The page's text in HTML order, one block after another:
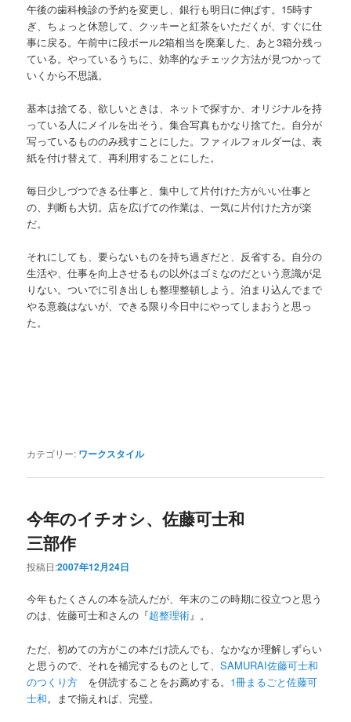
午後の歯科検診の予約を変更し、銀行も明日に伸ばす。15時す
ぎ、ちょっと休憩して、クッキーと紅茶をいただくが、すぐに仕
事に戻る。午前中に段ボール2箱相当を廃棄した、あと3箱分残っ
ている。やっているうちに、効率的なチェック方法が見つかって
いくから不思議。
基本は捨てる、欲しいときは、ネットで探すか、オリジナルを持
っている人にメイルを出そう。集合写真もかなり捨てた。自分が
写っているもののみ残すことにした。ファィルフォルダーは、表
紙を付け替えて、再利用することにした。
毎日少しづつできる仕事と、集中して片付けた方がいい仕事と
の、判断も大切。店を広げての作業は、一気に片付けた方が楽
だ。
それにしても、要らないものを持ち過ぎだと、反省する。自分の
生活や、仕事を向上させるもの以外はゴミなのだという意識が足
りない。ついでに引き出しも整理整頓しよう。泊まり込んでまで
やる意義はないが、できる限り今日中にやってしまおうと思っ
た。
カテゴリー: ワークスタイル
今年のイチオシ、佐藤可士和
三部作
投稿日:2007年12月24日
今年もたくさんの本を読んだが、年末のこの時期に役立つと思う
のは、佐藤可士和さんの『超整理術』。
ただ、初めての方がこの本だけ読んでも、なかなか理解しずらい
と思うので、それを補完するものとして、SAMURAI佐藤可士和
のつくり方 を併読することをお薦めする。 1冊まるごと佐藤可
士和。まで揃えれば、完璧。